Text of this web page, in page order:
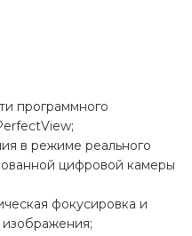
программного
в режиме реального
цифровой камеры
фокусировка и
изображения;